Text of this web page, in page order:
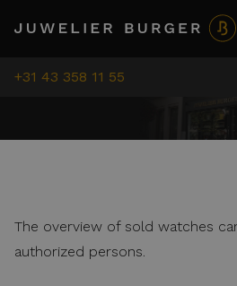
+31 43 358 11 55
The overview of sold watches
authorized persons.